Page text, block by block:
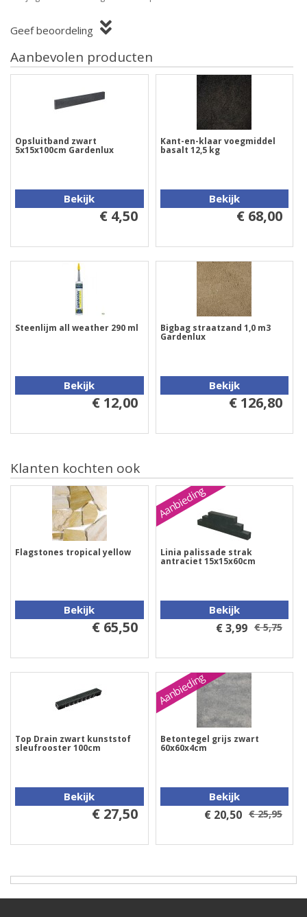
Geef beoordeling
Aanbevolen producten
Opsluitband zwart
5x15x100cm Gardenlux
Bekijk
€ 4,50
Kant-en-klaar voegmiddel
basalt 12,5 kg
Bekijk
€ 68,00
Steenlijm all weather 290 ml
Bekijk
€ 12,00
Bigbag straatzand 1,0 m3
Gardenlux
Bekijk
€ 126,80
Klanten kochten ook
Flagstones tropical yellow
Bekijk
€ 65,50
Aanbieding
Linia palissade strak
antraciet 15x15x60cm
Bekijk
€ 3,99 € 5,75
Top Drain zwart kunststof
sleufrooster 100cm
Bekijk
€ 27,50
Aanbieding
Betontegel grijs zwart
60x60x4cm
Bekijk
€ 20,50 € 25,95